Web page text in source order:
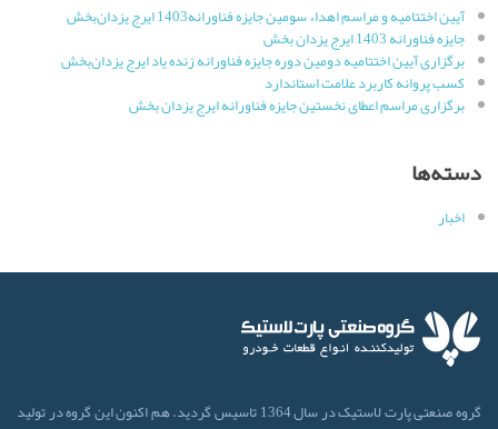
آیین اختتامیه و مراسم اهداء سومین جایزه فناورانه1403 ایرج یزدان‌بخش
جایزه فناورانه 1403 ایرج یزدان بخش
برگزاری آیین اختتامیه دومین دوره جایزه فناورانه زنده یاد ایرج یزدان‌بخش
کسب پروانه کاربرد علامت استاندارد
برگزاری مراسم اعطای نخستین جایزه فناورانه ایرج یزدان بخش
دسته‌ها
اخبار
گروه صنعتی پارت لاستیک در سال 1364 تاسیس گردید. هم اکنون این گروه در تولید